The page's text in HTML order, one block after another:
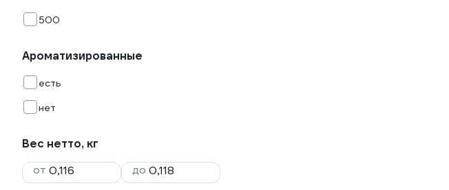
500
Ароматизированные
есть
нет
Вес нетто, кг
от
до